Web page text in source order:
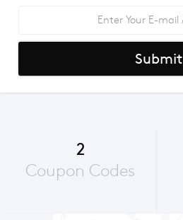
Submit
2
Coupon Codes